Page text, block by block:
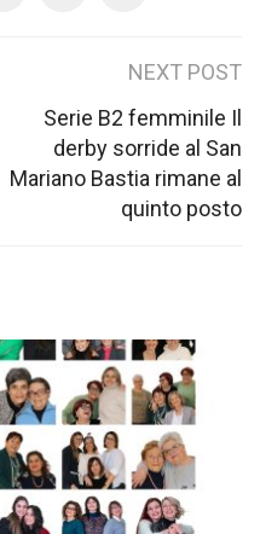
NEXT POST
Serie B2 femminile Il
derby sorride al San
Mariano Bastia rimane al
quinto posto